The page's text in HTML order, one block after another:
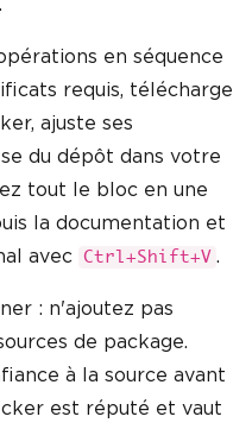
en séquence
requis, télécharge
ajuste ses
du dépôt dans votre
tout le bloc en une
la documentation et
avec Ctrl+Shift+V .
: n'ajoutez pas
de package.
à la source avant
est réputé et vaut